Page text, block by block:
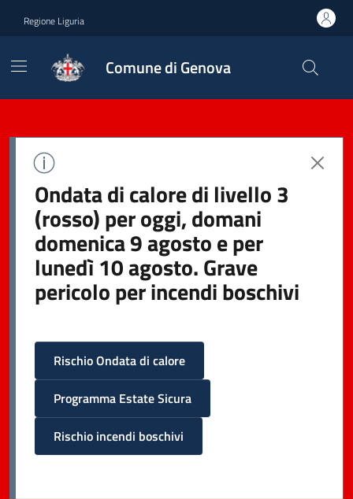
Regione Liguria
Comune di Genova
Ondata di calore di livello 3
(rosso) per oggi, domani
domenica 9 agosto e per
lunedì 10 agosto. Grave
pericolo per incendi boschivi
Rischio Ondata di calore
Programma Estate Sicura
Rischio incendi boschivi